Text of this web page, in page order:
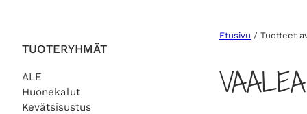
TUOTERYHMÄT
ALE
Huonekalut
Kevätsisustus
Etusivu / Tuotteet
VAALEA